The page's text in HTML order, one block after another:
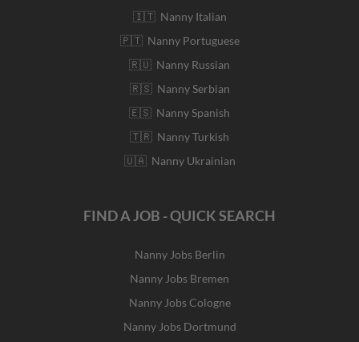
🇮🇹 Nanny Italian
🇵🇹 Nanny Portuguese
🇷🇺 Nanny Russian
🇷🇸 Nanny Serbian
🇪🇸 Nanny Spanish
🇹🇷 Nanny Turkish
🇺🇦 Nanny Ukrainian
FIND A JOB - QUICK SEARCH
Nanny Jobs Berlin
Nanny Jobs Bremen
Nanny Jobs Cologne
Nanny Jobs Dortmund